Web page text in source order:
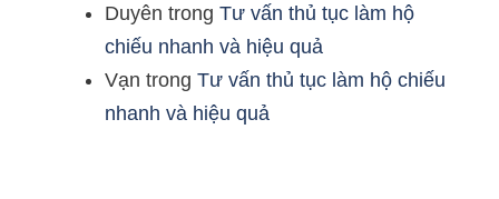
Duyên trong Tư vấn thủ tục làm hộ
chiếu nhanh và hiệu quả
Vạn trong Tư vấn thủ tục làm hộ chiếu
nhanh và hiệu quả